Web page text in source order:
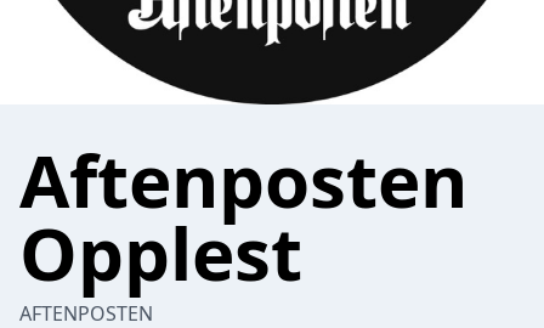
Aftenposten
Opplest
AFTENPOSTEN